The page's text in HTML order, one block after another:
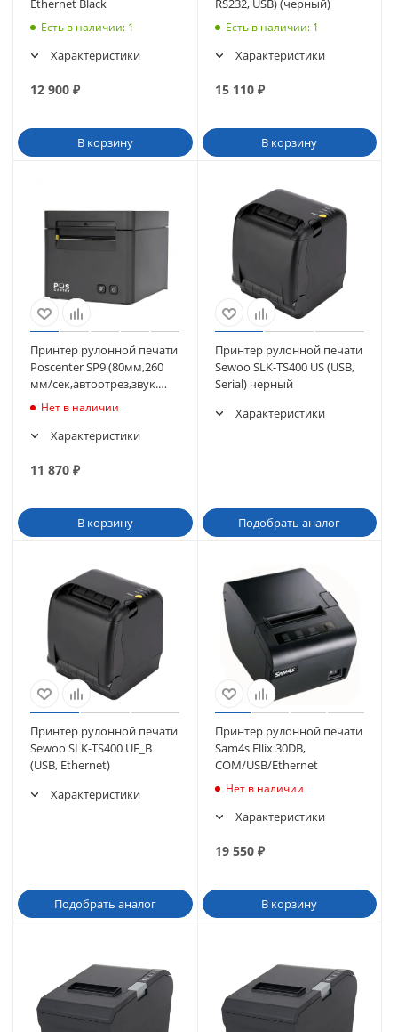
Ethernet Black
Есть в наличии: 1
Характеристики
12 900 ₽
В корзину
RS232, USB) (черный)
Есть в наличии: 1
Характеристики
15 110₽
В корзину
Принтер рулонной печати
Poscenter SP9 (80мм,260
мм/сек,автоотрез,звук.
сигнал,USB/LAN/ден.ящ.)
Нет в наличии
Характеристики
11 870 ₽
В корзину
Принтер рулонной печати
Sewoo SLK-TS400 US (USB,
Serial) черный
Характеристики
Подобрать аналог
Принтер рулонной печати
Sewoo SLK-TS400 UE_B
(USB, Ethernet)
Характеристики
Подобрать аналог
Принтер рулонной печати
Sam4s Ellix 30DB,
COM/USB/Ethernet
Нет в наличии
Характеристики
19 550₽
В корзину